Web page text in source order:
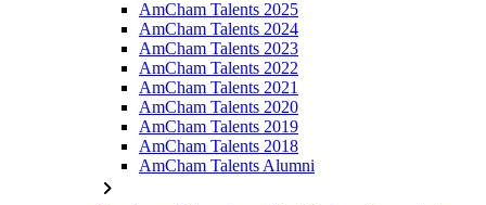
AmCham Talents 2025
AmCham Talents 2024
AmCham Talents 2023
AmCham Talents 2022
AmCham Talents 2021
AmCham Talents 2020
AmCham Talents 2019
AmCham Talents 2018
AmCham Talents Alumni
chevron_right